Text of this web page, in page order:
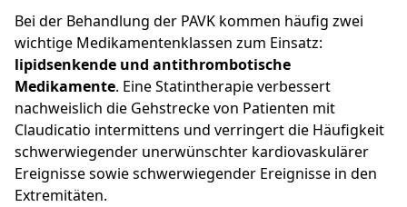
Bei der Behandlung der PAVK kommen häufig zwei
wichtige Medikamentenklassen zum Einsatz:
lipidsenkende und antithrombotische
Medikamente. Eine Statintherapie verbessert
nachweislich die Gehstrecke von Patienten mit
Claudicatio intermittens und verringert die Häufigkeit
schwerwiegender unerwünschter kardiovaskulärer
Ereignisse sowie schwerwiegender Ereignisse in den
Extremitäten.